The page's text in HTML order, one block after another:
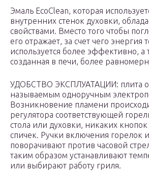
Эмаль EcoClean, которая
внутренних стенок духовки,
свойствами. Вместо того чтобы
его отражает, за счет чего энергия
используется более эффективно, а
созданная в печи, более
УДОБСТВО ЭКСПЛУАТАЦИИ: плита
называемым одноручным
Возникновение пламени
регулятора соответствующей
стола или духовки, никаких
спичек. Ручки включения горелок
поворачивают против часовой
таким образом устанавливают
или выбирают работу гриля.